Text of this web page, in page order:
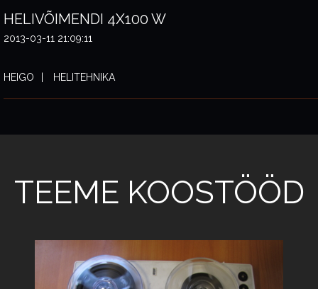
HELIVÕIMENDI 4X100 W
2013-03-11 21:09:11
HEIGO HELITEHNIKA
TEEME KOOSTÖÖD